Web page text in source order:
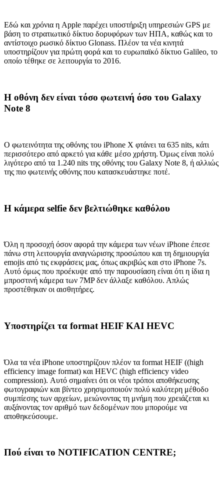
Εδώ και χρόνια η Apple παρέχει υποστήριξη υπηρεσιών GPS με
βάση το στρατιωτικό δίκτυο δορυφόρων των ΗΠΑ, καθώς και το
αντίστοιχο ρωσικό δίκτυο Glonass. Πλέον τα νέα κινητά
υποστηρίζουν για πρώτη φορά και το ευρωπαϊκό δίκτυο Galileo, το
οποίο τέθηκε σε λειτουργία το 2016.
Η οθόνη δεν είναι τόσο φωτεινή όσο του Galaxy
Note 8
Ο φωτεινότητα της οθόνης του iPhone X φτάνει τα 635 nits, κάτι
περισσότερο από αρκετό για κάθε μέσο χρήστη. Όμως είναι πολύ
λιγότερο από τα 1.240 nits της οθόνης του Galaxy Note 8, ή αλλιώς
της πιο φωτεινής οθόνης που κατασκευάστηκε ποτέ.
H κάμερα selfie δεν βελτιώθηκε καθόλου
Όλη η προσοχή όσον αφορά την κάμερα των νέων iPhone έπεσε
πάνω στη λειτουργία αναγνώρισης προσώπου και τη δημιουργία
emojis από τις εκφράσεις μας, όπως ακριβώς και στο iPhone 7s.
Αυτό όμως που προέκυψε από την παρουσίαση είναι ότι η ίδια η
μπροστινή κάμερα των 7MP δεν άλλαξε καθόλου. Απλώς
προστέθηκαν οι αισθητήρες.
Υποστηρίζει τα format HEIF ΚΑΙ HEVC
Όλα τα νέα iPhone υποστηρίζουν πλέον τα format HEIF ((high
efficiency image format) και HEVC (high efficiency video
compression). Αυτό σημαίνει ότι οι νέοι τρόποι αποθήκευσης
φωτογραφιών και βίντεο χρησιμοποιούν πολύ καλύτερη μέθοδο
συμπίεσης των αρχείων, μειώνοντας τη μνήμη που χρειάζεται κι
αυξάνοντας τον αριθμό των δεδομένων που μπορούμε να
αποθηκεύσουμε.
Πού είναι το NOTIFICATION CENTRE;